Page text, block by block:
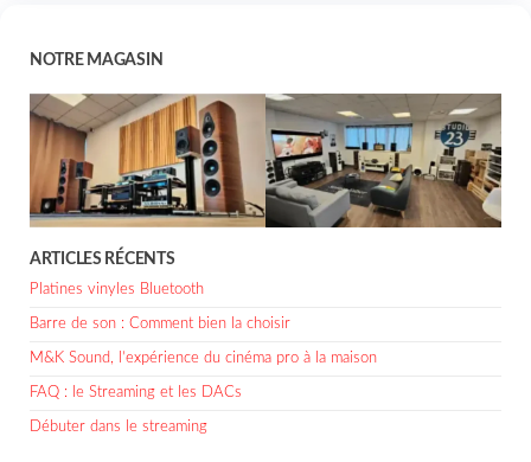
NOTRE MAGASIN
ARTICLES RÉCENTS
Platines vinyles Bluetooth
Barre de son : Comment bien la choisir
M&K Sound, l’expérience du cinéma pro à la maison
FAQ : le Streaming et les DACs
Débuter dans le streaming